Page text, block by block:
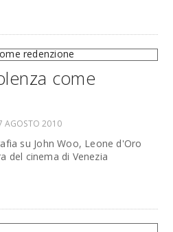
come
AGOSTO 2010
su John Woo, Leone d'Oro
del cinema di Venezia